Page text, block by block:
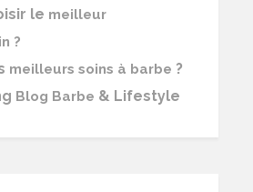
le meilleur
?
meilleurs soins à barbe ?
Blog Barbe & Lifestyle